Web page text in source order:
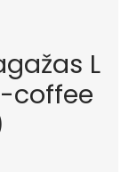
L
coffee